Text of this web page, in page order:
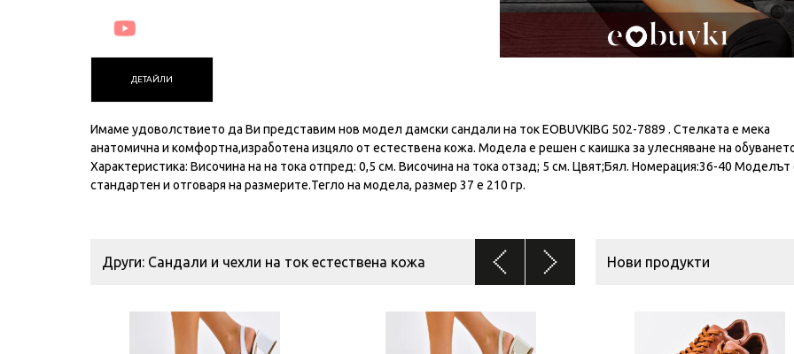
ДЕТАЙЛИ
Имаме удоволствието да Ви представим нов модел дамски сандали на ток EOBUVKIBG 502-7889 . Стелката е мека
анатомична и комфортна,изработена изцяло от естествена кожа. Модела е решен с каишка за улесняване на
Характеристика: Височина на на тока отпред: 0,5 см. Височина на тока отзад; 5 см. Цвят;Бял. Номерация:36-40 Моделът
стандартен и отговаря на размерите.Тегло на модела, размер 37 е 210 гр.
Други: Сандали и чехли на ток естествена кожа Нови продукти